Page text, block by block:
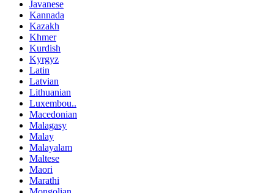
Javanese
Kannada
Kazakh
Khmer
Kurdish
Kyrgyz
Latin
Latvian
Lithuanian
Luxembou..
Macedonian
Malagasy
Malay
Malayalam
Maltese
Maori
Marathi